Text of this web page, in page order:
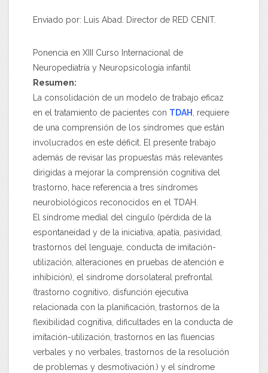
Enviado por: Luis Abad. Director de RED CENIT.
Ponencia en XIII Curso Internacional de
Neuropediatría y Neuropsicología infantil
Resumen:
La consolidación de un modelo de trabajo eficaz
en el tratamiento de pacientes con TDAH , requiere
de una comprensión de los síndromes que están
involucrados en este déficit. El presente trabajo
además de revisar las propuestas más relevantes
dirigidas a mejorar la comprensión cognitiva del
trastorno, hace referencia a tres síndromes
neurobiológicos reconocidos en el TDAH.
El síndrome medial del cíngulo (pérdida de la
espontaneidad y de la iniciativa, apatía, pasividad,
trastornos del lenguaje, conducta de imitación-
utilización, alteraciones en pruebas de atención e
inhibición), el síndrome dorsolateral prefrontal
(trastorno cognitivo, disfunción ejecutiva
relacionada con la planificación, trastornos de la
flexibilidad cognitiva, dificultades en la conducta de
imitación-utilización, trastornos en las fluencias
verbales y no verbales, trastornos de la resolución
de problemas y desmotivación.) y el síndrome